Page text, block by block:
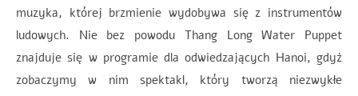
muzyka, której brzmienie wydobywa się z instrumentów
ludowych. Nie bez powodu Thang Long Water Puppet
znajduje się w programie dla odwiedzających Hanoi, gdyż
zobaczymy w nim spektakl, który tworzą niezwykłe